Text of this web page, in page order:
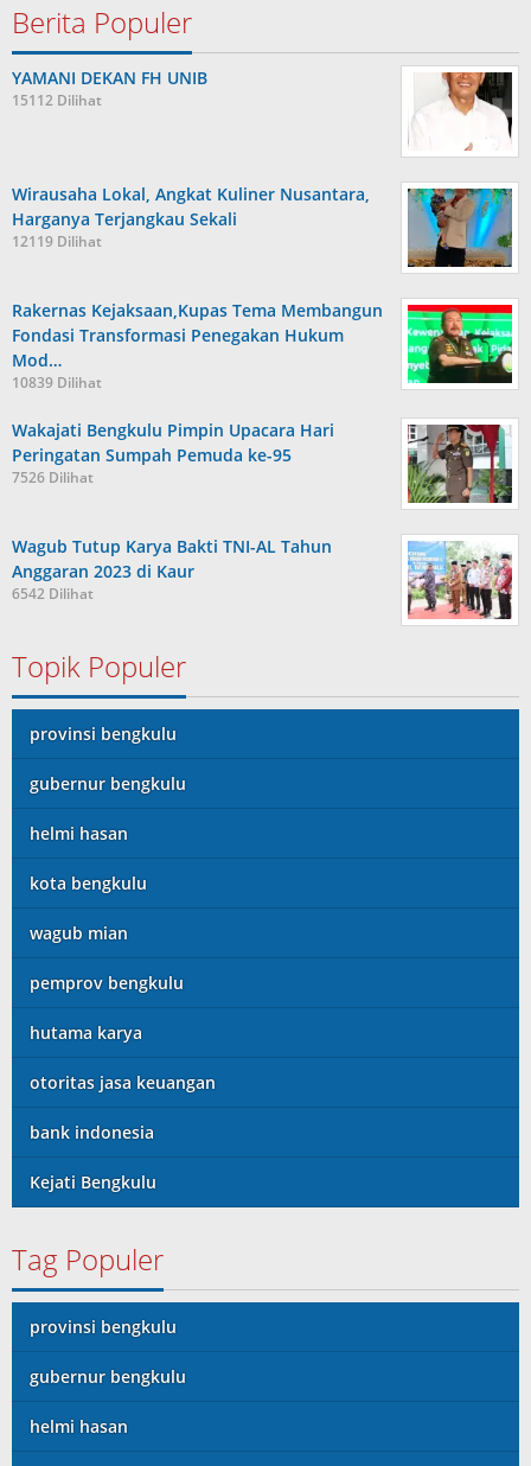
Berita Populer
YAMANI DEKAN FH UNIB
15112 Dilihat
Wirausaha Lokal, Angkat Kuliner Nusantara,
Harganya Terjangkau Sekali
12119 Dilihat
Rakernas Kejaksaan,Kupas Tema Membangun
Fondasi Transformasi Penegakan Hukum
Mod…
10839 Dilihat
Wakajati Bengkulu Pimpin Upacara Hari
Peringatan Sumpah Pemuda ke-95
7526 Dilihat
Wagub Tutup Karya Bakti TNI-AL Tahun
Anggaran 2023 di Kaur
6542 Dilihat
Topik Populer
provinsi bengkulu
gubernur bengkulu
helmi hasan
kota bengkulu
wagub mian
pemprov bengkulu
hutama karya
otoritas jasa keuangan
bank indonesia
Kejati Bengkulu
Tag Populer
provinsi bengkulu
gubernur bengkulu
helmi hasan